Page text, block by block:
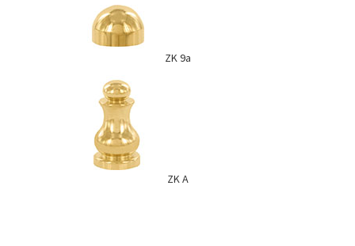
ZK 9a
ZK A